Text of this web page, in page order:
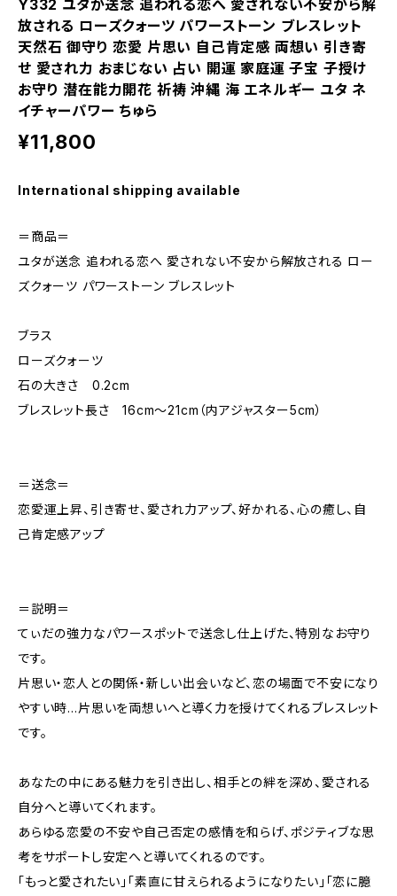
Y332 ユタが送念 追われる恋へ 愛されない不安から解
放される ローズクォーツ パワーストーン ブレスレット
天然石 御守り 恋愛 片思い 自己肯定感 両想い 引き寄
せ 愛され力 おまじない 占い 開運 家庭運 子宝 子授け
お守り 潜在能力開花 祈祷 沖縄 海 エネルギー ユタ ネ
イチャーパワー ちゅら
¥11,800
International shipping available
＝商品＝
ユタが送念 追われる恋へ 愛されない不安から解放される ロー
ズクォーツ パワーストーン ブレスレット
ブラス
ローズクォーツ
石の大きさ 0.2cm
ブレスレット長さ 16cm〜21cm（内アジャスター5cm）
＝送念＝
恋愛運上昇、引き寄せ、愛され力アップ、好かれる、心の癒し、自
己肯定感アップ
＝説明＝
てぃだの強力なパワースポットで送念し仕上げた、特別なお守り
です。
片思い・恋人との関係・新しい出会いなど、恋の場面で不安になり
やすい時…片思いを両想いへと導く力を授けてくれるブレスレット
です。
あなたの中にある魅力を引き出し、相手との絆を深め、愛される
自分へと導いてくれます。
あらゆる恋愛の不安や自己否定の感情を和らげ、ポジティブな思
考をサポートし安定へと導いてくれるのです。
「もっと愛されたい」「素直に甘えられるようになりたい」「恋に臆